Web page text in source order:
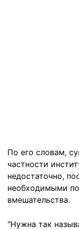
По его словам,
частности
недостаточно,
необходимыми
вмешательства.
"Нужна так